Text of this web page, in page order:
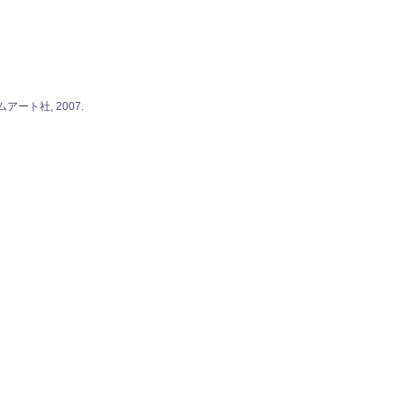
アート社, 2007.